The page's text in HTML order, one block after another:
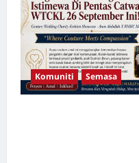
Komuniti Semasa